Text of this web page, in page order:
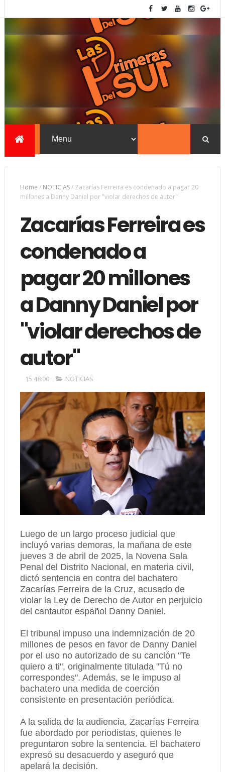
Home / NOTICIAS/ Zacarías Ferreira es condenado a pagar 20
millones a Danny Daniel por "violar derechos de autor"
Zacarías Ferreira es
condenado a
pagar 20 millones
a Danny Daniel por
"violar derechos de
autor"
15:48:00 NOTICIAS
Luego de un largo proceso judicial que
incluyó varias demoras, la mañana de este
jueves 3 de abril de 2025, la Novena Sala
Penal del Distrito Nacional, en materia civil,
dictó sentencia en contra del bachatero
Zacarías Ferreira de la Cruz, acusado de
violar la Ley de Derecho de Autor en perjuicio
del cantautor español Danny Daniel.
El tribunal impuso una indemnización de 20
millones de pesos en favor de Danny Daniel
por el uso no autorizado de su canción "Te
quiero a ti", originalmente titulada "Tú no
correspondes". Además, se le impuso al
bachatero una medida de coerción
consistente en presentación periódica.
A la salida de la audiencia, Zacarías Ferreira
fue abordado por periodistas, quienes le
preguntaron sobre la sentencia. El bachatero
expresó su desacuerdo y aseguró que
apelará la decisión.